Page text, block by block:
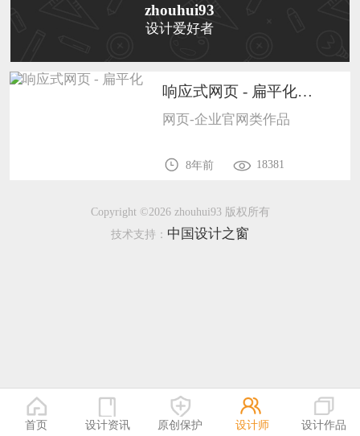
恭喜131****1475用户作品已成功备案！
恭喜138****8638用户作品已成功备案！
恭喜133****9020用户作品已成功备案！
zhouhui93
设计爱好者
响应式网页 - 扁平化1201
网页-企业官网类作品
8年前 18381
Copyright ©2026 zhouhui93 版权所有
技术支持： 中国设计之窗
首页 设计资讯 原创保护 设计师 设计作品